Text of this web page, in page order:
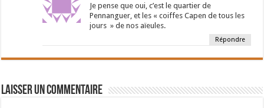
Je pense que oui, c’est le quartier de
Pennanguer, et les « coiffes Capen de tous les
jours » de nos aïeules.
Répondre
Laisser un commentaire